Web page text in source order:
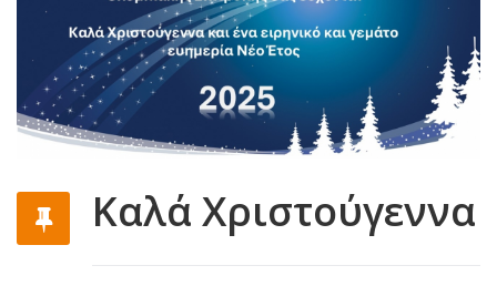
Καλά Χριστούγεννα